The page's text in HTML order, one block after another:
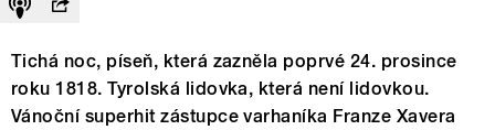
Tichá noc, píseň, která zazněla poprvé 24. prosince
roku 1818. Tyrolská lidovka, která není lidovkou.
Vánoční superhit zástupce varhaníka Franze Xavera